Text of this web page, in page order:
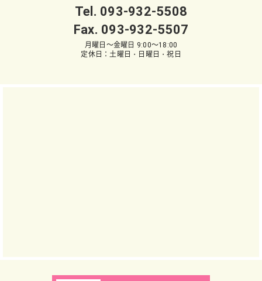
Tel. 093-932-5508
Fax. 093-932-5507
月曜日～金曜日 9:00～18:00
定休日：土曜日・日曜日・祝日